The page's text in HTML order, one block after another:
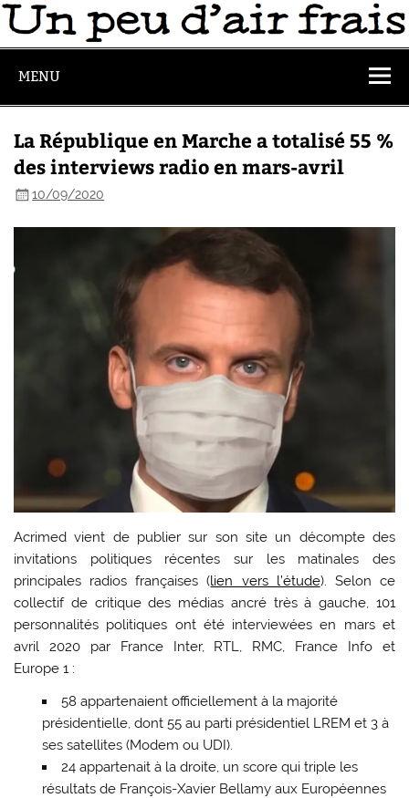
MENU
La République en Marche a totalisé 55 %
des interviews radio en mars-avril
10/09/2020
Acrimed vient de publier sur son site un décompte des
invitations politiques récentes sur les matinales des
principales radios françaises (lien vers l’étude). Selon ce
collectif de critique des médias ancré très à gauche, 101
personnalités politiques ont été interviewées en mars et
avril 2020 par France Inter, RTL, RMC, France Info et
Europe 1 :
58 appartenaient officiellement à la majorité
présidentielle, dont 55 au parti présidentiel LREM et 3 à
ses satellites (Modem ou UDI).
24 appartenait à la droite, un score qui triple les
résultats de François-Xavier Bellamy aux Européennes